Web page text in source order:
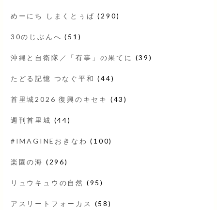
めーにち しまくとぅば (290)
30のじぶんへ (51)
沖縄と自衛隊／「有事」の果てに (39)
たどる記憶 つなぐ平和 (44)
首里城2026 復興のキセキ (43)
週刊首里城 (44)
#IMAGINEおきなわ (100)
楽園の海 (296)
リュウキュウの自然 (95)
アスリートフォーカス (58)